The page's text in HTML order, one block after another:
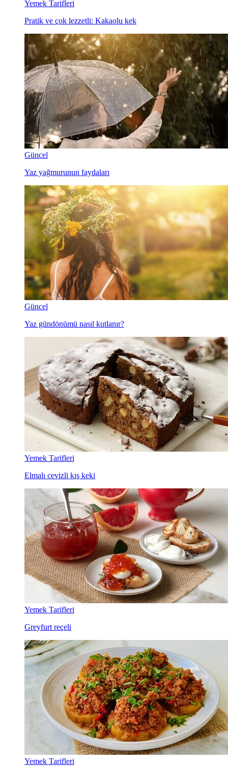
Yemek Tarifleri
Pratik ve çok lezzetli: Kakaolu kek
Güncel
Yaz yağmurunun faydaları
Güncel
Yaz gündönümü nasıl kutlanır?
Yemek Tarifleri
Elmalı cevizli kış keki
Yemek Tarifleri
Greyfurt reçeli
Yemek Tarifleri